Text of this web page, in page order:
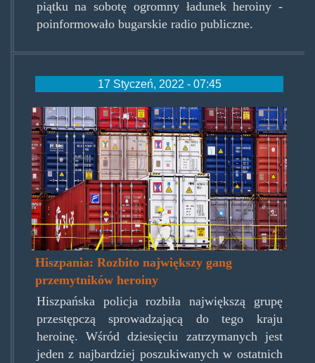
piątku na sobotę ogromny ładunek heroiny -
poinformowało bugarskie radio publiczne.
17 Styczeń, 2022 - 07:45
spanishheroinbust.jpg
Hiszpania: Rozbito największy gang
przemytników heroiny
Hiszpańska policja rozbiła największą grupę
przestępczą sprowadzającą do tego kraju
heroinę. Wśród dziesięciu zatrzymanych jest
jeden z najbardziej poszukiwanych w ostatnich